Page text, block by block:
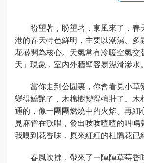
盼望著，盼望著，東風來了，春
港的春天特色鮮明，主要以潮濕、多
花盛開為核心。天氣常有冷暖空氣交
天」現象，室內外牆壁容易濕滑滲水。
當你走到公園裏，你會看見小草
變得嬌艷了，木棉樹變得強壯了。木
通的，像一團團燃燒中的火焰。再細
見麻雀在歌唱，發出吱吱喳喳的叫鳴
我嗅到花香味，原來紅紅的杜鵑花已
春風吹拂，帶來了一陣陣草莓香